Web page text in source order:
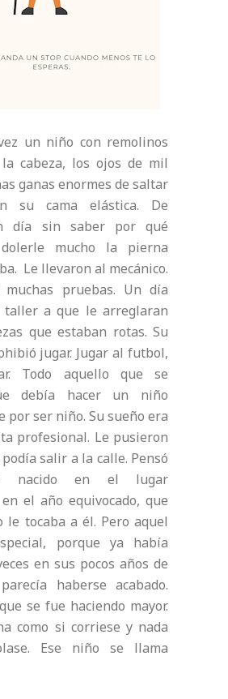
un niño con remolinos
cabeza, los ojos de mil
ganas enormes de saltar
su cama elástica. De
día sin saber por qué
mucho la pierna
Le llevaron al mecánico.
pruebas. Un día
taller a que le arreglaran
que estaban rotas. Su
jugar. Jugar al futbol,
Todo aquello que se
debía hacer un niño
por ser niño. Su sueño era
profesional. Le pusieron
salir a la calle. Pensó
nacido en el lugar
el año equivocado, que
le tocaba a él. Pero aquel
porque ya había
en sus pocos años de
haberse acabado.
se fue haciendo mayor.
como si corriese y nada
Ese niño se llama